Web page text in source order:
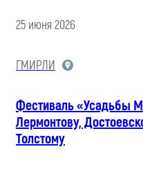
25 июня 2026
ГМИРЛИ
Фестиваль «Усадьбы
Лермонтову,
Толстому